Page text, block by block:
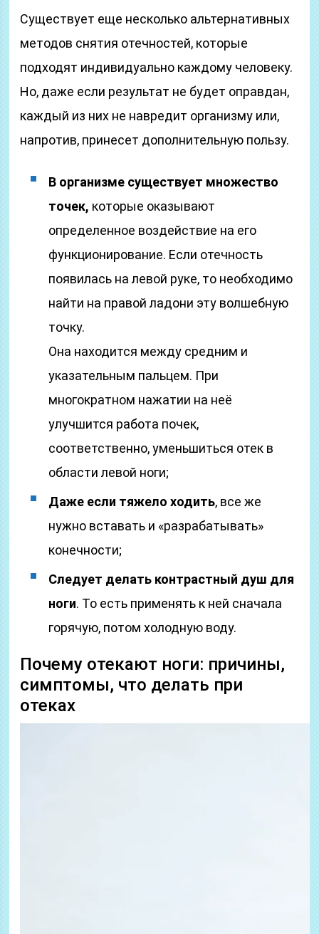
Существует еще несколько альтернативных
методов снятия отечностей, которые
подходят индивидуально каждому человеку.
Но, даже если результат не будет оправдан,
каждый из них не навредит организму или,
напротив, принесет дополнительную пользу.
В организме существует множество
точек, которые оказывают
определенное воздействие на его
функционирование. Если отечность
появилась на левой руке, то необходимо
найти на правой ладони эту волшебную
точку.
Она находится между средним и
указательным пальцем. При
многократном нажатии на неё
улучшится работа почек,
соответственно, уменьшиться отек в
области левой ноги;
Даже если тяжело ходить, все же
нужно вставать и «разрабатывать»
конечности;
Следует делать контрастный душ для
ноги. То есть применять к ней сначала
горячую, потом холодную воду.
Почему отекают ноги: причины,
симптомы, что делать при
отеках